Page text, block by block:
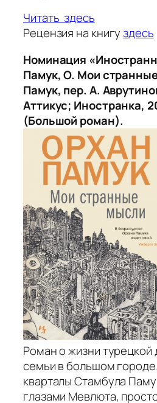
Читать здесь
Рецензия на книгуздесь
Номинация
Памук, О. Мои
Памук, пер. А.
Аттикус; Иностранка,
(Большой роман).
Роман о жизни турецкой
семьи в большом
кварталы Стамбула
глазами Мевлюта,